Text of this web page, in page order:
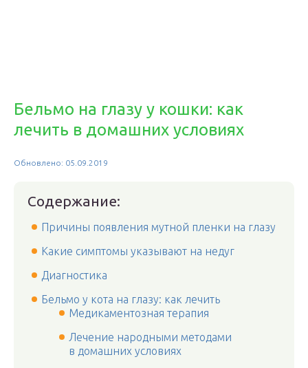
Бельмо на глазу у кошки: как
лечить в домашних условиях
Обновлено: 05.09.2019
Содержание:
Причины появления мутной пленки на глазу
Какие симптомы указывают на недуг
Диагностика
Бельмо у кота на глазу: как лечить
Медикаментозная терапия
Лечение народными методами
в домашних условиях